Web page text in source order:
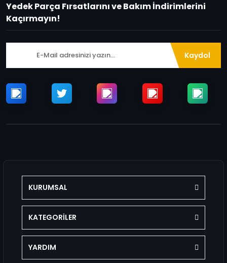
Yedek Parça Fırsatlarını ve Bakım İndirimlerini
Kaçırmayın!
Kaydol
KURUMSAL
KATEGORİLER
YARDIM